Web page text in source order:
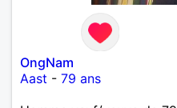
OngNam
Aast - 79 ans